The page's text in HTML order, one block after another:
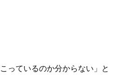
っているのか分からない」と